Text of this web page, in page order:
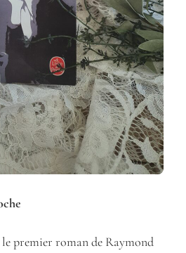
le premier roman de Raymond